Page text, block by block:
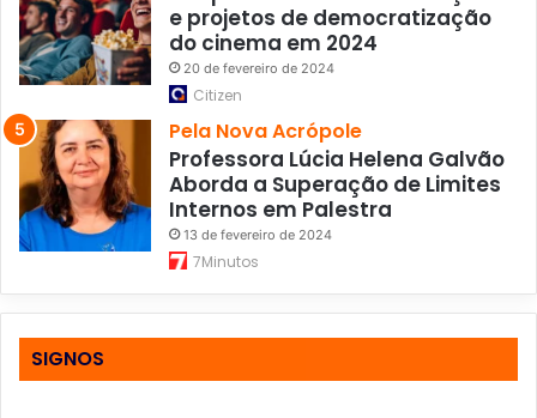
e projetos de democratização
do cinema em 2024
20 de fevereiro de 2024
Citizen
Pela Nova Acrópole
Professora Lúcia Helena Galvão
Aborda a Superação de Limites
Internos em Palestra
13 de fevereiro de 2024
7Minutos
SIGNOS